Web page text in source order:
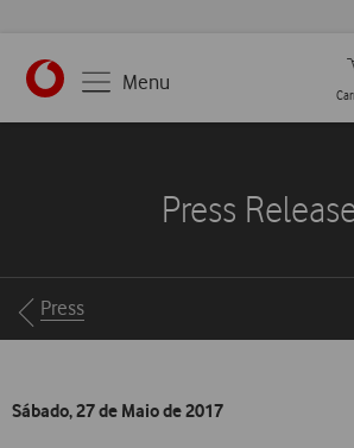
https://www.vodafone.pt
Menu
Press
Breadcrumbs
Press
Sábado, 27 de Maio de 2017